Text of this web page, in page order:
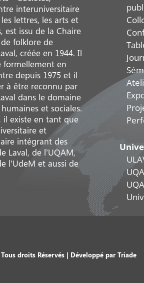
interuniversitaire
lettres, les arts et
est issu de la Chaire
folklore de
créée en 1944. Il
formellement en
depuis 1975 et il
à être reconnu par
dans le domaine
et sociales.
il existe en tant que
et
intégrant des
Laval, de l’UQAM,
l’UdeM et aussi de
Tous droits Réservés | Développé par Triade